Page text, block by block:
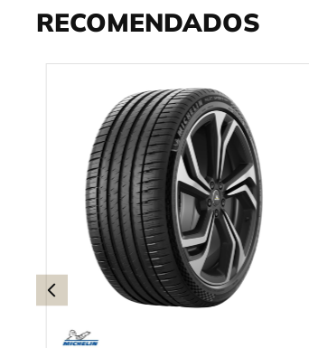
RECOMENDADOS